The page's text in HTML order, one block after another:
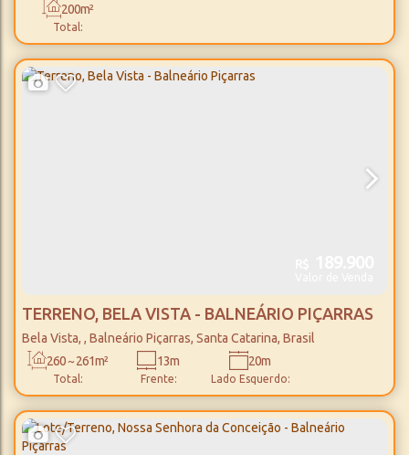
Total:
200m²
TERRENO, BELA VISTA - BALNEÁRIO PIÇARRAS
Bela Vista , Balneário Piçarras, Santa Catarina, Brasil
Total:
260 ~ 261m²
Frente:
13m
Lado Esquerdo:
20m